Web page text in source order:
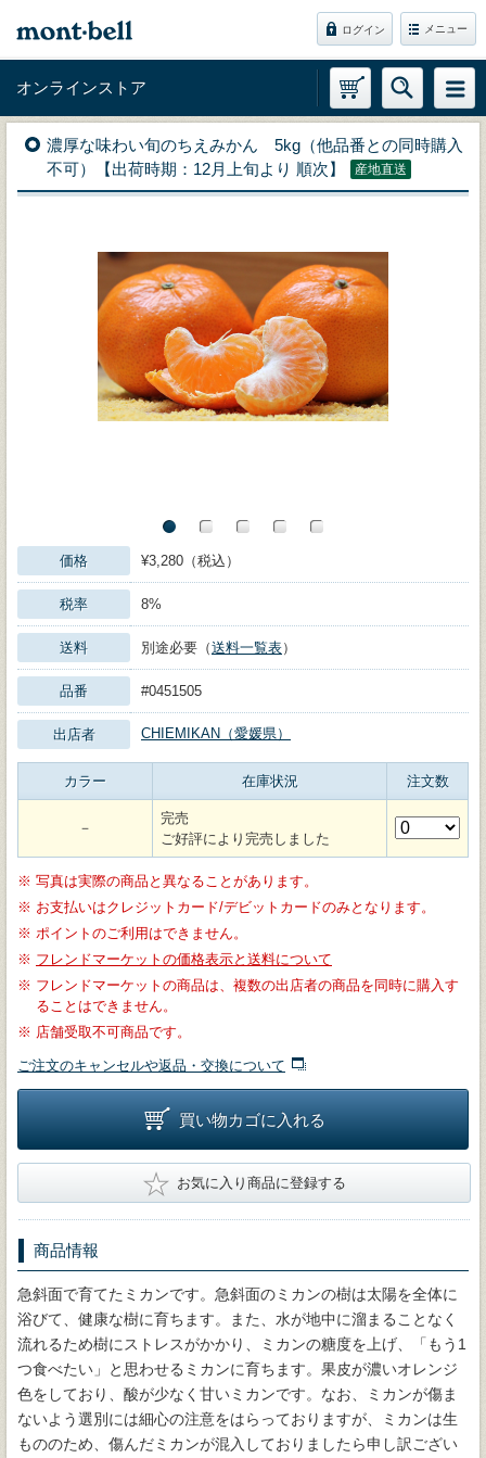
ログイン メニュー
オンラインストア
濃厚な味わい旬のちえみかん 5kg（他品番との同時購入
不可）【出荷時期：12月上旬より 順次】
産地直送
価格 ¥3,280（税込）
税率 8%
送料 別途必要（送料一覧表）
品番 #0451505
出店者 CHIEMIKAN（愛媛県）
カラー 在庫状況 注文数
－
完売
ご好評により完売しました
※ 写真は実際の商品と異なることがあります。
※ お支払いはクレジットカード/デビットカードのみとなります。
※ ポイントのご利用はできません。
※ フレンドマーケットの価格表示と送料について
※ フレンドマーケットの商品は、複数の出店者の商品を同時に購入す
ることはできません。
※ 店舗受取不可商品です。
ご注文のキャンセルや返品・交換について
買い物カゴに入れる
★ お気に入り商品に登録する
商品情報
急斜面で育てたミカンです。急斜面のミカンの樹は太陽を全体に
浴びて、健康な樹に育ちます。また、水が地中に溜まることなく
流れるため樹にストレスがかかり、ミカンの糖度を上げ、「もう1
つ食べたい」と思わせるミカンに育ちます。果皮が濃いオレンジ
色をしており、酸が少なく甘いミカンです。なお、ミカンが傷ま
ないよう選別には細心の注意をはらっておりますが、ミカンは生
もののため、傷んだミカンが混入しておりましたら申し訳ござい